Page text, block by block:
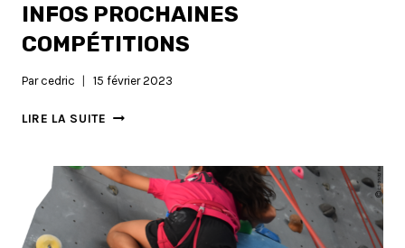
INFOS PROCHAINES
COMPÉTITIONS
Par cedric 15 février 2023
LIRE LA SUITE INFOS